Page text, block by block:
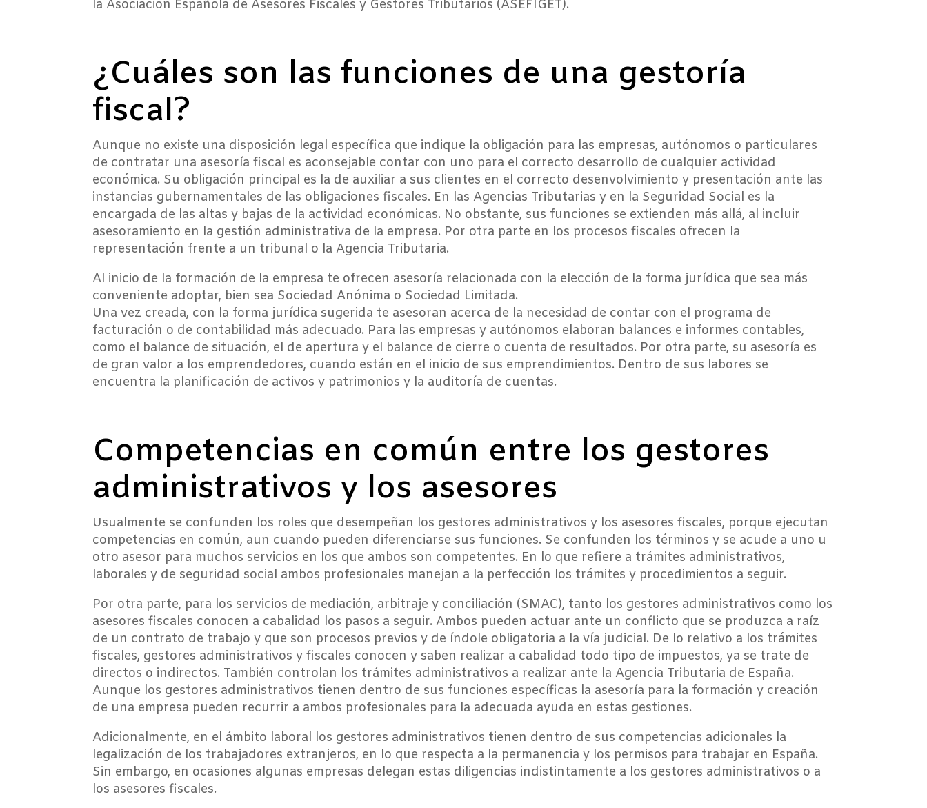
la Asociación Española de Asesores Fiscales y Gestores Tributarios (ASEFIGET).
¿Cuáles son las funciones de una gestoría
fiscal?
Aunque no existe una disposición legal específica que indique la obligación para las empresas, autónomos o particulares
de contratar una asesoría fiscal es aconsejable contar con uno para el correcto desarrollo de cualquier actividad
económica. Su obligación principal es la de auxiliar a sus clientes en el correcto desenvolvimiento y presentación ante las
instancias gubernamentales de las obligaciones fiscales. En las Agencias Tributarias y en la Seguridad Social es la
encargada de las altas y bajas de la actividad económicas. No obstante, sus funciones se extienden más allá, al incluir
asesoramiento en la gestión administrativa de la empresa. Por otra parte en los procesos fiscales ofrecen la
representación frente a un tribunal o la Agencia Tributaria.
Al inicio de la formación de la empresa te ofrecen asesoría relacionada con la elección de la forma jurídica que sea más
conveniente adoptar, bien sea Sociedad Anónima o Sociedad Limitada.
Una vez creada, con la forma jurídica sugerida te asesoran acerca de la necesidad de contar con el programa de
facturación o de contabilidad más adecuado. Para las empresas y autónomos elaboran balances e informes contables,
como el balance de situación, el de apertura y el balance de cierre o cuenta de resultados. Por otra parte, su asesoría es
de gran valor a los emprendedores, cuando están en el inicio de sus emprendimientos. Dentro de sus labores se
encuentra la planificación de activos y patrimonios y la auditoría de cuentas.
Competencias en común entre los gestores
administrativos y los asesores
Usualmente se confunden los roles que desempeñan los gestores administrativos y los asesores fiscales, porque ejecutan
competencias en común, aun cuando pueden diferenciarse sus funciones. Se confunden los términos y se acude a uno u
otro asesor para muchos servicios en los que ambos son competentes. En lo que refiere a trámites administrativos,
laborales y de seguridad social ambos profesionales manejan a la perfección los trámites y procedimientos a seguir.
Por otra parte, para los servicios de mediación, arbitraje y conciliación (SMAC), tanto los gestores administrativos como los
asesores fiscales conocen a cabalidad los pasos a seguir. Ambos pueden actuar ante un conflicto que se produzca a raíz
de un contrato de trabajo y que son procesos previos y de índole obligatoria a la vía judicial. De lo relativo a los trámites
fiscales, gestores administrativos y fiscales conocen y saben realizar a cabalidad todo tipo de impuestos, ya se trate de
directos o indirectos. También controlan los trámites administrativos a realizar ante la Agencia Tributaria de España.
Aunque los gestores administrativos tienen dentro de sus funciones específicas la asesoría para la formación y creación
de una empresa pueden recurrir a ambos profesionales para la adecuada ayuda en estas gestiones.
Adicionalmente, en el ámbito laboral los gestores administrativos tienen dentro de sus competencias adicionales la
legalización de los trabajadores extranjeros, en lo que respecta a la permanencia y los permisos para trabajar en España.
Sin embargo, en ocasiones algunas empresas delegan estas diligencias indistintamente a los gestores administrativos o a
los asesores fiscales.